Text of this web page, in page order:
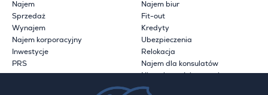
Najem
Sprzedaż
Wynajem
Najem korporacyjny
Inwestycje
PRS
Najem biur
Fit-out
Kredyty
Ubezpieczenia
Relokacja
Najem dla konsulatów
Nieruchomości zagraniczne
Off market